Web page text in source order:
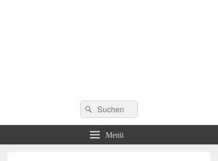
Suchen
nach:
Suchen
Menü